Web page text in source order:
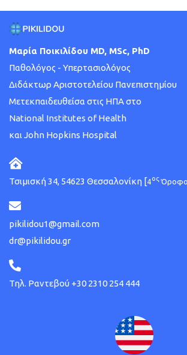
Μαρία Ποικιλίδου MD, MSc, PhD
Παθολόγος - Υπερτασιολόγος
Διδάκτωρ Αριστοτελείου Πανεπιστημίου
Μετεκπαιδευθείσα στις ΗΠΑ στο
National Institutes of Health
και John Hopkins Hospital
Τσιμισκή 34, 54623 Θεσσαλονίκη [4ος
pikilidou1@gmail.com
dr@pikilidou.gr
Τηλ. Ραντεβού +30 2310 254 444